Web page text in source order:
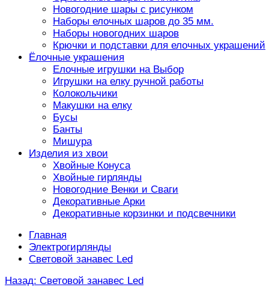
Новогодние шары с рисунком
Наборы елочных шаров до 35 мм.
Наборы новогодних шаров
Крючки и подставки для елочных украшений
Ёлочные украшения
Елочные игрушки на Выбор
Игрушки на елку ручной работы
Колокольчики
Макушки на елку
Бусы
Банты
Мишура
Изделия из хвои
Хвойные Конуса
Хвойные гирлянды
Новогодние Венки и Сваги
Декоративные Арки
Декоративные корзинки и подсвечники
Главная
Электрогирлянды
Световой занавес Led
Назад: Световой занавес Led